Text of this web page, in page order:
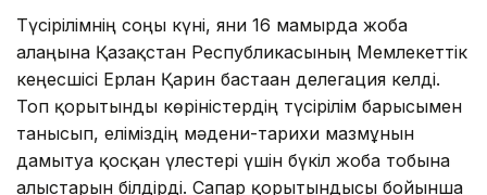
Түсірілімнің соңғы күні, яғни 16 мамырда жоба
алаңына Қазақстан Республикасының Мемлекеттік
кеңесшісі Ерлан Қарин бастаған делегация келді.
Топ қорытынды көріністердің түсірілім барысымен
танысып, еліміздің мәдени-тарихи мазмұнын
дамытуға қосқан үлестері үшін бүкіл жоба тобына
алғыстарын білдірді. Сапар қорытындысы бойынша